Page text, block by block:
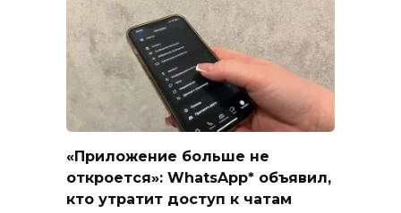
«Приложение больше не
откроется»: WhatsApp* объявил,
кто утратит доступ к чатам